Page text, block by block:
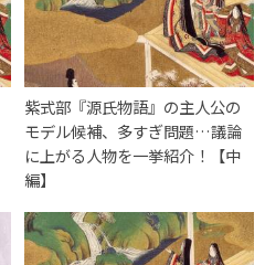
紫式部『源氏物語』の主人公の
モデル候補、多すぎ問題…議論
に上がる人物を一挙紹介！【中
編】